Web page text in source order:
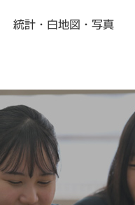
統計・白地図・写真